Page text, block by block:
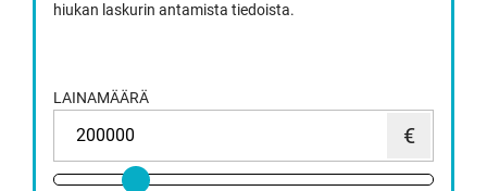
hiukan laskurin antamista tiedoista.
LAINAMÄÄRÄ